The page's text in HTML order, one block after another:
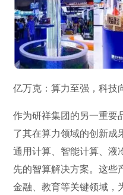
亿万克：算力至强，科技
作为研祥集团的另一重要
了其在算力领域的创新成
通用计算、智能计算、液
先的智算解决方案。这些
金融、教育等关键领域，